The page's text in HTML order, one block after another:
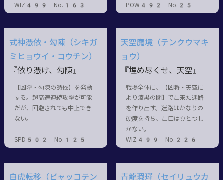
WIZ499 No.163
POW492 No.25
式神憑依・勾陳（シキガ
ミヒョウイ・コウチン）
『依り憑け、勾陳』
【凶将・勾陳の憑依】を発動
する。超高速連続攻撃が可能
だが、回避されても中止でき
ない。
SPD502 No.125
天空魔境（テンクウマキ
ョウ）
『埋め尽くせ、天空』
戦場全体に、【凶将・天空に
より漆黒の闇】で出来た迷路
を作り出す。迷路はかなりの
硬度を持ち、出口はひとつし
かない。
WIZ499 No.226
白虎転移（ビャッコテン
青龍瑕瑾（セイリュウカ